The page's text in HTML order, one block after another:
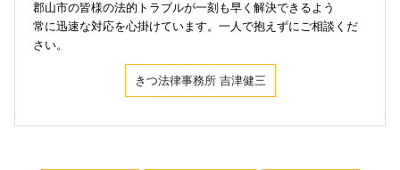
郡山市の皆様の法的トラブルが一刻も早く解決できるよう
常に迅速な対応を心掛けています。一人で抱えずにご相談くだ
さい。
きつ法律事務所 吉津健三